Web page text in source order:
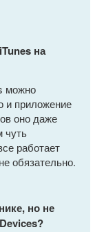
на
можно
и приложение
оно даже
чуть
работает
обязательно.
но не